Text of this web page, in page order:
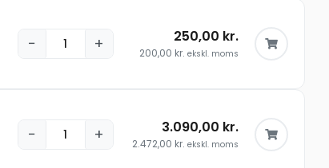
− + 250,00 kr.
200,00 kr. ekskl. moms
− + 3.090,00 kr.
2.472,00 kr. ekskl. moms